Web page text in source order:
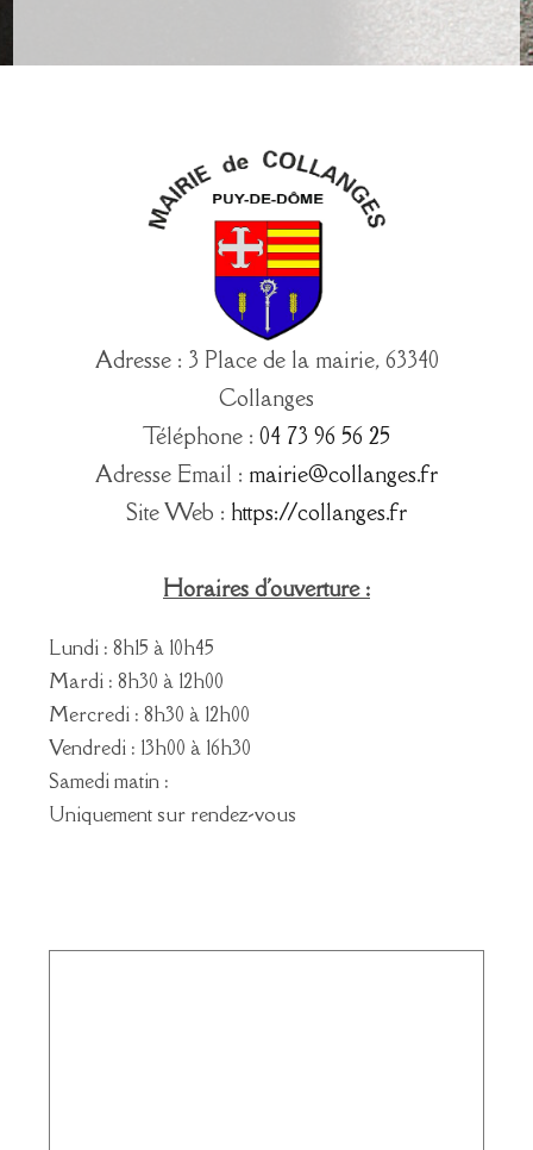
Adresse : 3 Place de la mairie, 63340
Collanges
Téléphone : 04 73 96 56 25
Adresse Email : mairie@collanges.fr
Site Web : https://collanges.fr
Horaires d'ouverture :
Lundi : 8h15 à 10h45
Mardi : 8h30 à 12h00
Mercredi : 8h30 à 12h00
Vendredi : 13h00 à 16h30
Samedi matin :
Uniquement sur rendez-vous